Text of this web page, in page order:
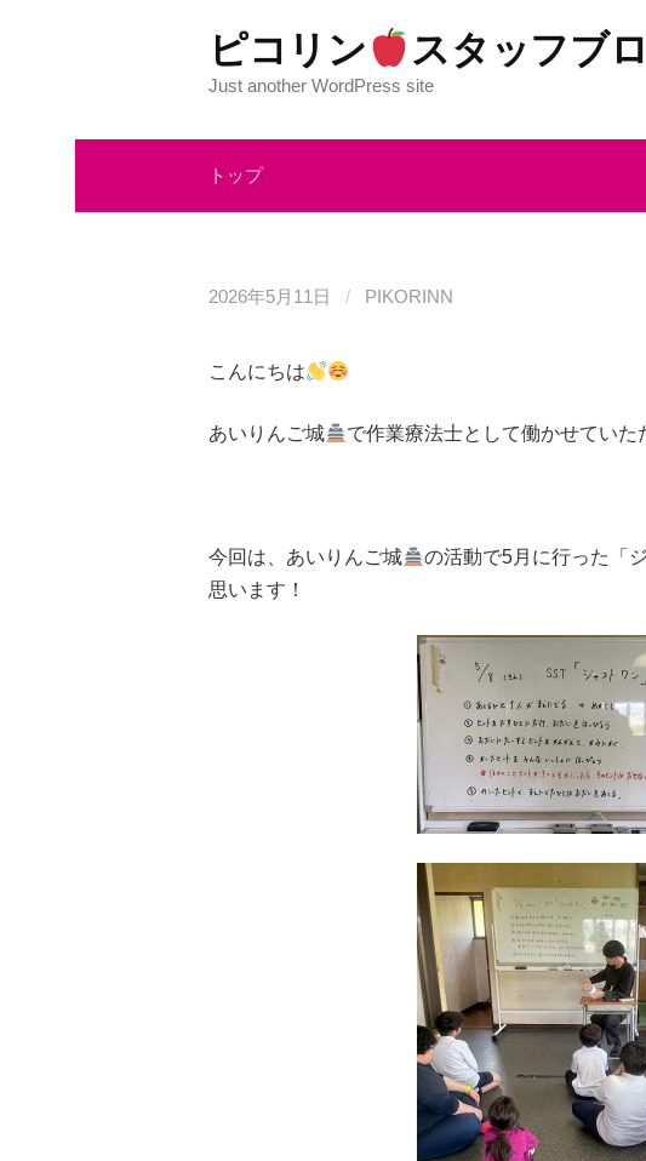
ツ
ス
ピコリン スタッフブ
Just another WordPress site
トップ
2026年5月11日 / PIKORINN
こんにちは
あいりんご城 で作業療法士として働かせていた
今回は、あいりんご城
の活動で5月に行った「
思います！